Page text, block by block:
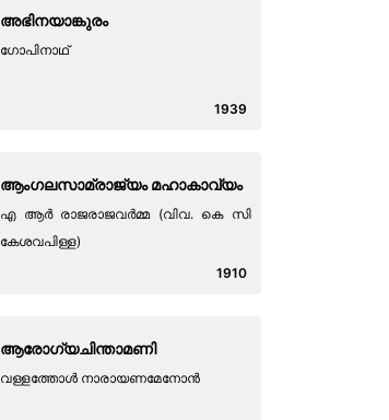
അഭിനയാങ്കുരം
ഗോപിനാഥ്
1939
ആംഗലസാമ്രാജ്യം മഹാകാവ്യം
എ ആർ രാജരാജവർമ്മ (വിവ. കെ സി
കേശവപിള്ള)
1910
ആരോഗ്യചിന്താമണി
വള്ളത്തോൾ നാരായണമേനോൻ